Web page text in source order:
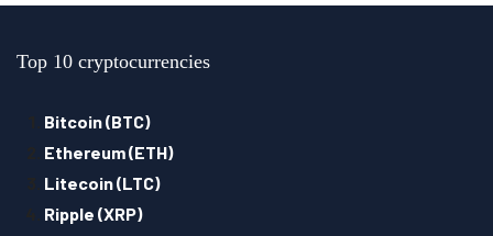
Top 10 cryptocurrencies
Bitcoin (BTC)
Ethereum (ETH)
Litecoin (LTC)
Ripple (XRP)